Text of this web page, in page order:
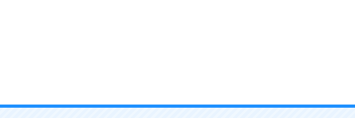
ことが大切。